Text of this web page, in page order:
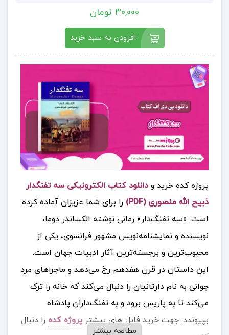
30,000 تومان
افزودن به سبد خرید
پروژه کده خرید ودانلود کتاب الکترونیکی سه تفنگدار
ذبیح الله منصوری (PDF)
را برای شما عزیزان آماده کرده
است. «سه تفنگ‌دار» رمانی نوشته الکساندر دوما،
نویسنده و نمایشنامه‌نویس مشهور فرانسوی، یکی از
محبوب‌ترین و برجسته‌ترین آثار ادبیات جهان است.
این داستان در قرن هفدهم رخ می‌دهد و ماجراهای مرد
جوانی به نام دارتانیان را دنبال می‌کند که خانه را ترک
می‌کند تا به پاریس برود و به تفنگ‌داران پادشاه
بپیوندد. جهت خرید فایل های بیشتر پروژه کده را دنبال
مطالعه بیشتر